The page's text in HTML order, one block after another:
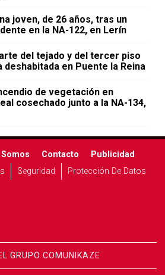
joven, de 26 años, tras un
en la NA-122, en Lerín
del tejado y del tercer piso
deshabitada en Puente la Reina
de vegetación en
cosechado junto a la NA-134,
Contacto
Publicidad
Seguridad Protección De Datos
GRUPO COMUNIKAZE